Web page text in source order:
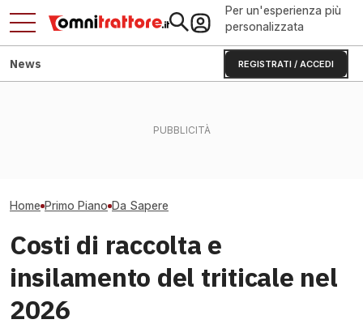
Per un'esperienza più
personalizzata
REGISTRATI / ACCEDI
News
Home Primo Piano Da Sapere
Costi di raccolta e
insilamento del triticale nel
2026